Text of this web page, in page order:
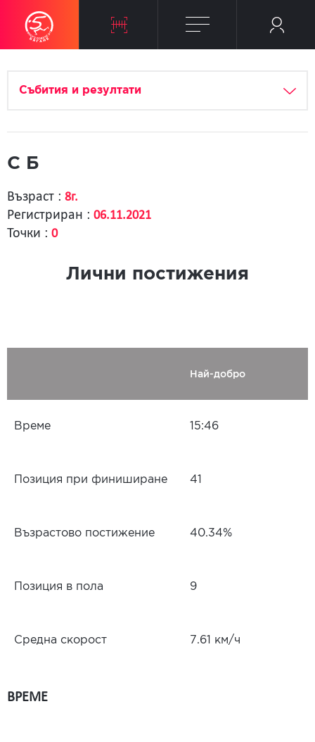
Събития и резултати
С Б
Възраст : 8г.
Регистриран : 06.11.2021
Точки : 0
Лични постижения
Най-добро
Време 15:46
Позиция при финиширане 41
Възрастово постижение 40.34%
Позиция в пола 9
Средна скорост 7.61 км/ч
ВРЕМЕ